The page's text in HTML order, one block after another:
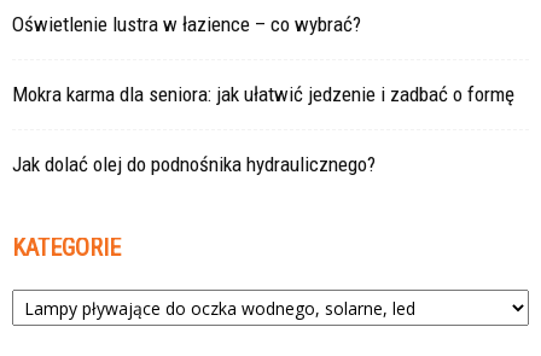
Oświetlenie lustra w łazience – co wybrać?
Mokra karma dla seniora: jak ułatwić jedzenie i zadbać o formę
Jak dolać olej do podnośnika hydraulicznego?
KATEGORIE
Kategorie